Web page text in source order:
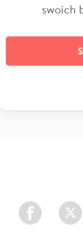
swoich
Facebook Twitter